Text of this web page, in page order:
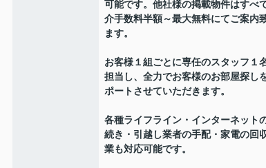
可能です。他社様の掲載物件はすべ
介手数料半額～最大無料にてご案内
ます。
お客様１組ごとに専任のスタッフ１
担当し、全力でお客様のお部屋探し
ポートさせていただきます。
各種ライフライン・インターネット
続き・引越し業者の手配・家電の回
業も対応可能です。